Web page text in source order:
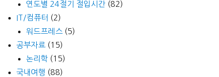
연도별 24절기 절입시간 (82)
IT/컴퓨터 (2)
워드프레스 (5)
공부자료 (15)
논리학 (15)
국내여행 (88)